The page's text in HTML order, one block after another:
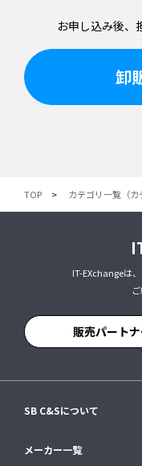
お申し込み後、
卸
TOP カテゴリ一覧（カ
IT-EXchangeは
販売パート
SB C&Sについて
メーカー一覧